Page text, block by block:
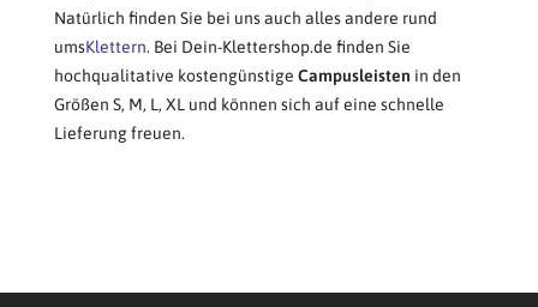
Natürlich finden Sie bei uns auch alles andere rund
umsKlettern. Bei Dein-Klettershop.de finden Sie
hochqualitative kostengünstige Campusleisten in den
Größen S, M, L, XL und können sich auf eine schnelle
Lieferung freuen.